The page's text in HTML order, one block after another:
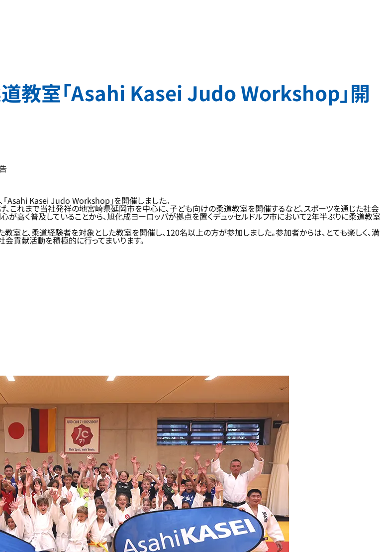
道教室「Asahi Kasei Judo Workshop」開
Asahi Kasei Judo Workshop」を開催しました。
、これまで当社発祥の地宮崎県延岡市を中心に、子ども向けの柔道教室を開催するなど、スポーツを通じた社会
高く普及していることから、旭化成ヨーロッパが拠点を置くデュッセルドルフ市において2年半ぶりに柔道教室
と、柔道経験者を対象とした教室を開催し、120名以上の方が参加しました。参加者からは、とても楽しく、満
貢献活動を積極的に行ってまいります。